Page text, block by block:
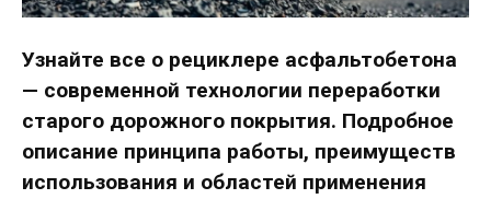
Узнайте все о рециклере асфальтобетона
— современной технологии переработки
старого дорожного покрытия. Подробное
описание принципа работы, преимуществ
использования и областей применения